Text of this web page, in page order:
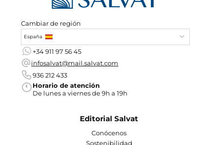
Cambiar de región
España
+34 911 97 56 45
infosalvat@mail.salvat.com
936 212 433
Horario de atención
De lunes a viernes de 9h a 19h
Editorial Salvat
Conócenos
Sostenibilidad